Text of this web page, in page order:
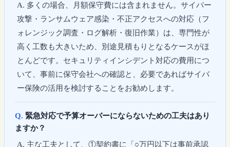
多くの場合、月額保守費には含まれません。サイバー
攻撃・ランサムウェア感染・不正アクセスへの対応（フ
ォレンジック調査・ログ解析・復旧作業）は、専門性が
高く工数も大きいため、別途見積もりとなるケースがほ
とんどです。セキュリティインシデント対応の費用につ
いて、事前に保守会社への確認と、必要であればサイバ
ー保険の活用を検討することをお勧めします。
緊急対応で予算オーバーにならないための工夫はあり
ますか？
主な工夫として、①契約書に「○万円以下は事前承認